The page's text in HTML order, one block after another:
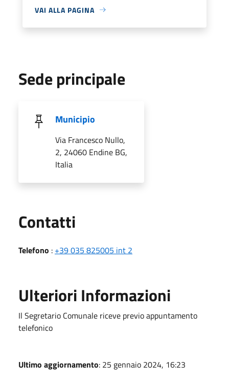
VAI ALLA PAGINA
Sede principale
Municipio
Via Francesco Nullo,
2, 24060 Endine BG,
Italia
Contatti
Telefono : +39 035 825005 int 2
Ulteriori Informazioni
Il Segretario Comunale riceve previo appuntamento
telefonico
Ultimo aggiornamento: 25 gennaio 2024, 16:23